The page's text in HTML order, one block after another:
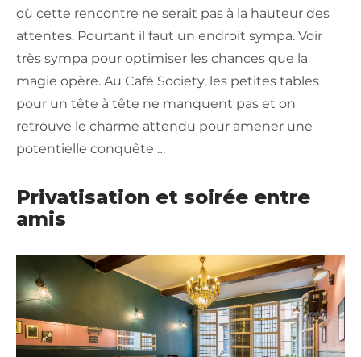
où cette rencontre ne serait pas à la hauteur des
attentes. Pourtant il faut un endroit sympa. Voir
très sympa pour optimiser les chances que la
magie opère. Au Café Society, les petites tables
pour un tête à tête ne manquent pas et on
retrouve le charme attendu pour amener une
potentielle conquête …
Privatisation et soirée entre
amis